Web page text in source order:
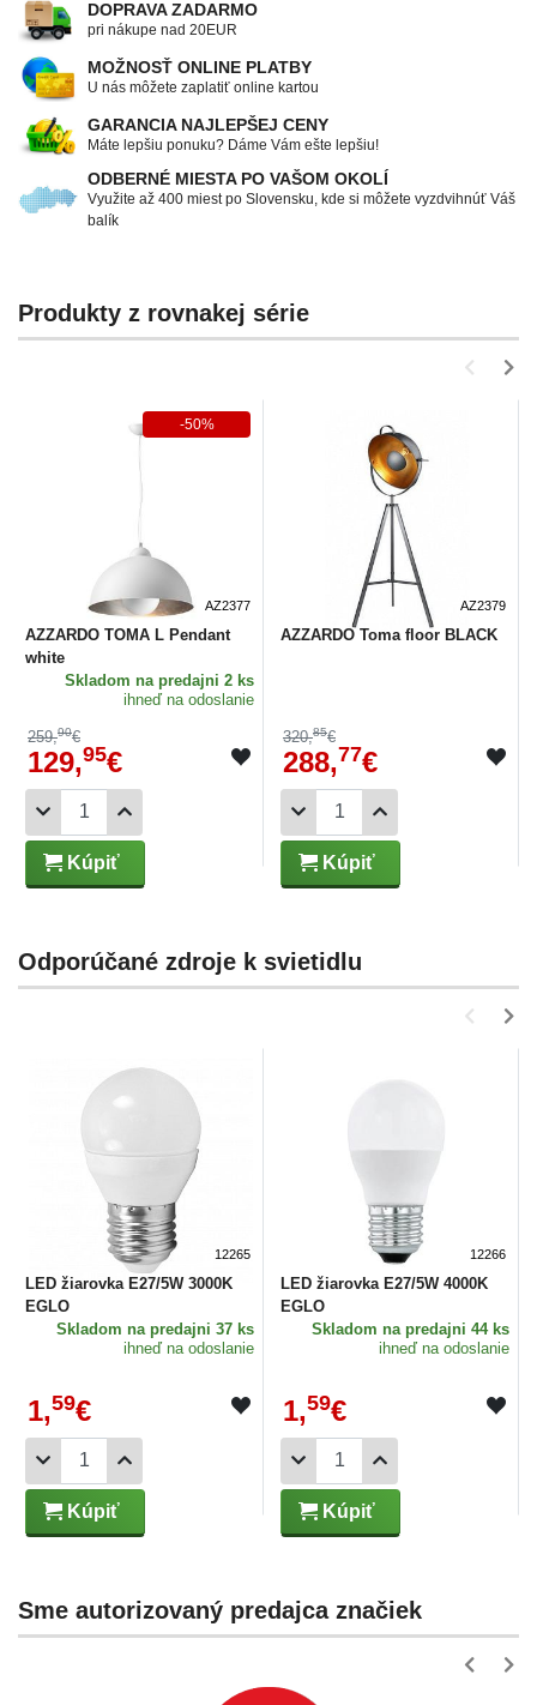
DOPRAVA ZADARMO
pri nákupe nad 20EUR
MOŽNOSŤ ONLINE PLATBY
U nás môžete zaplatiť online kartou
GARANCIA NAJLEPŠEJ CENY
Máte lepšiu ponuku? Dáme Vám ešte lepšiu!
ODBERNÉ MIESTA PO VAŠOM OKOLÍ
Využite až 400 miest po Slovensku, kde si môžete vyzdvihnúť Váš
balík
Produkty z rovnakej série
AZ2377
AZZARDO TOMA L Pendant
white
Skladom na predajni 2 ks
ihneď na odoslanie
259,90€
129,95€
Kúpiť
-50%
AZ2379
AZZARDO Toma floor BLACK
320,85€
288,77€
Kúpiť
Odporúčané zdroje k svietidlu
12265
LED žiarovka E27/5W 3000K
EGLO
Skladom na predajni 37 ks
ihneď na odoslanie
1,59€
Kúpiť
12266
LED žiarovka E27/5W 4000K
EGLO
Skladom na predajni 44 ks
ihneď na odoslanie
1,59€
Kúpiť
Sme autorizovaný predajca značiek